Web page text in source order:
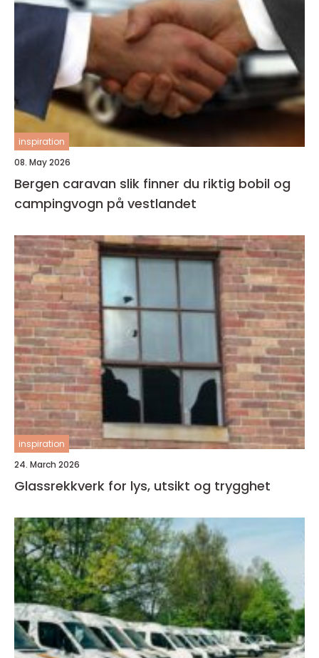
inspiration
08. May 2026
Bergen caravan slik finner du riktig bobil og
campingvogn på vestlandet
inspiration
24. March 2026
Glassrekkverk for lys, utsikt og trygghet